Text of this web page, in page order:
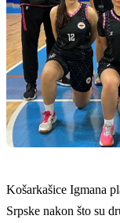
Košarkašice Igmana
Srpske nakon što su